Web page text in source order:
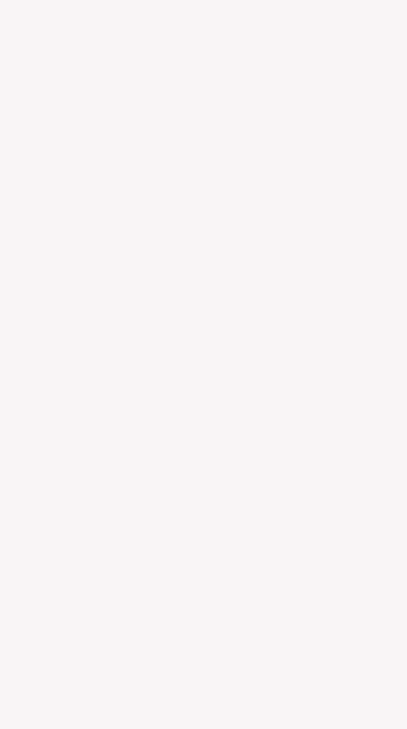
Personnalisez vos préférences pour